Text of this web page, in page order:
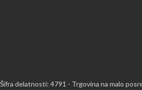
Šifra delatnosti: 4791 - Trgovina na malo